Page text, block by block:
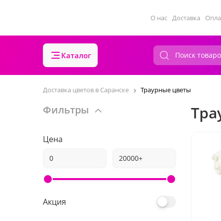
О нас Доставка
Каталог
Доставка цветов в Саранске Траурные цветы
Фильтры
Цена
Акция